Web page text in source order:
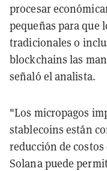
procesar
pequeñas para que
tradicionales o
blockchains las
señaló el analista.
"Los micropagos
stablecoins están
reducción de
Solana puede